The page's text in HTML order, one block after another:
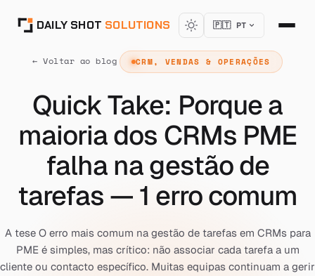
DAILY SHOT SOLUTIONS 🇵🇹 PT
← Voltar ao blog CRM, VENDAS & OPERAÇÕES
Quick Take: Porque a
maioria dos CRMs PME
falha na gestão de
tarefas — 1 erro comum
A tese O erro mais comum na gestão de tarefas em CRMs para
PME é simples, mas crítico: não associar cada tarefa a um
cliente ou contacto específico. Muitas equipas continuam a gerir